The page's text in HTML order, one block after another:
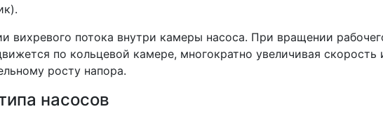
вихревого потока внутри камеры насоса. При вращении
по кольцевой камере, многократно увеличивая скорость
росту напора.
насосов